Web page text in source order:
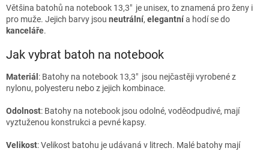
Většina batohů na notebook 13,3" je unisex, to znamená pro ženy i
pro muže. Jejich barvy jsou neutrální, elegantnía hodí se do
kanceláře.
Jak vybrat batoh na notebook
Materiál : Batohy na notebook 13,3" jsou nejčastěji vyrobené z
nylonu, polyesteru nebo z jejich kombinace.
Odolnost: Batohy na notebook jsou odolné, voděodpudivé, mají
vyztuženou konstrukci a pevné kapsy.
Velikost: Velikost batohu je udávaná v litrech. Malé batohy mají